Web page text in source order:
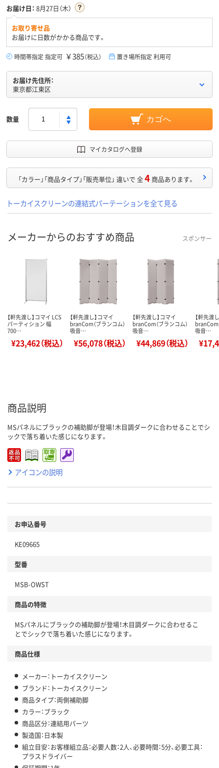
お届け日： 8月27日（木）
お取り寄せ品
お届けに日数がかかる商品です。
時間帯指定 指定可 ￥385（税込） 置き場所指定 利用可
お届け先住所：
東京都江東区
数量 カゴへ
マイカタログへ登録
「カラー」「商品タイプ」「販売単位」 違いで 全4 商品あります。
トーカイスクリーンの連結式パーテーションを全て見る
メーカーからのおすすめ商品 スポンサー
【軒先渡し】コマイ LCS
パーティション 幅
700…
¥23,462（税込）
【軒先渡し】コマイ
branCom（ブランコム）
吸音…
¥56,078（税込）
【軒先渡し】コマイ
branCom（ブランコム）
吸音…
¥44,869（税込）
【軒先渡
branCom
吸音…
商品説明
MSパネルにブラックの補助脚が登場！木目調ダークに合わせることでシ
ックで落ち着いた感じになります。
アイコンの説明
お申込番号
KE09665
型番
MSB-OWST
商品の特徴
MSパネルにブラックの補助脚が登場！木目調ダークに合わせるこ
とでシックで落ち着いた感じになります。
商品仕様
メーカー：トーカイスクリーン
ブランド：トーカイスクリーン
商品タイプ：両側補助脚
カラー：ブラック
商品区分：連結用パーツ
製造国：日本製
組立目安：お客様組立品：必要人数：2人、必要時間：5分、必要工具：
プラスドライバー